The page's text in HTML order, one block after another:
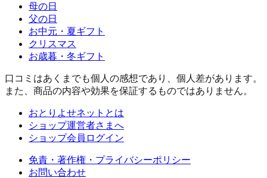
母の日
父の日
お中元・夏ギフト
クリスマス
お歳暮・冬ギフト
口コミはあくまでも個人の感想であり、個人差があります。
また、商品の内容や効果を保証するものではありません。
おとりよせネットとは
ショップ運営者さまへ
ショップ会員ログイン
免責・著作権・プライバシーポリシー
お問い合わせ